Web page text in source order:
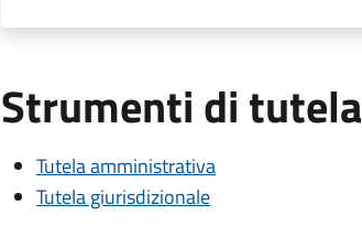
Strumenti di tutela
Tutela amministrativa
Tutela giurisdizionale